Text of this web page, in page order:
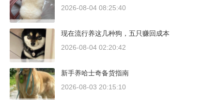
讲清楚。
2026-08-04 08:25:40
现在流行养这几种狗，五只赚回成本
2026-08-04 02:20:42
新手养哈士奇备货指南
2026-08-03 20:15:10